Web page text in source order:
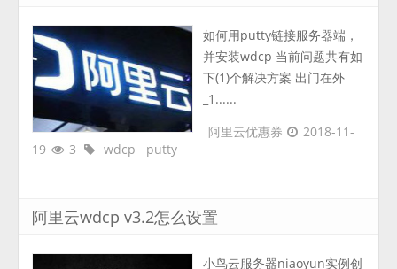
如何用putty链接服务器端，
并安装wdcp 当前问题共有如
下(1)个解决方案 出门在外
_1......
阿里云优惠券
2018-11-
19
3 wdcp putty
阿里云wdcp v3.2怎么设置
小鸟云服务器niaoyun实例创